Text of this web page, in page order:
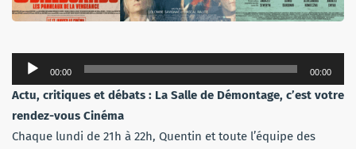
Lecteur
audio
00:00 00:00
Actu, critiques et débats : La Salle de Démontage, c’est votre
rendez-vous Cinéma
Chaque lundi de 21h à 22h, Quentin et toute l’équipe des